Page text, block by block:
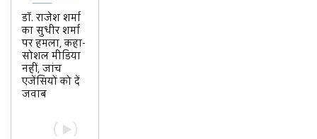
डॉ. राजेश शर्मा
का सुधीर शर्मा
पर हमला, कहा-
सोशल मीडिया
नहीं, जांच
एजेंसियों को दें
जवाब